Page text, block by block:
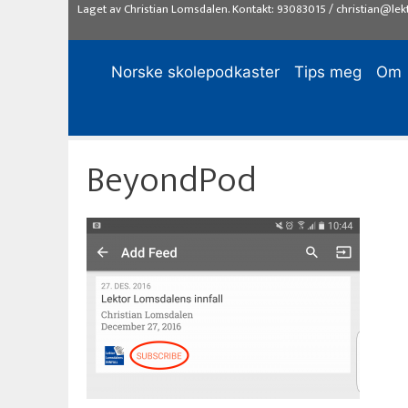
Laget avChristian Lomsdalen. Kontakt: 93083015/
Norske skolepodkaster Tips meg Om
BeyondPod